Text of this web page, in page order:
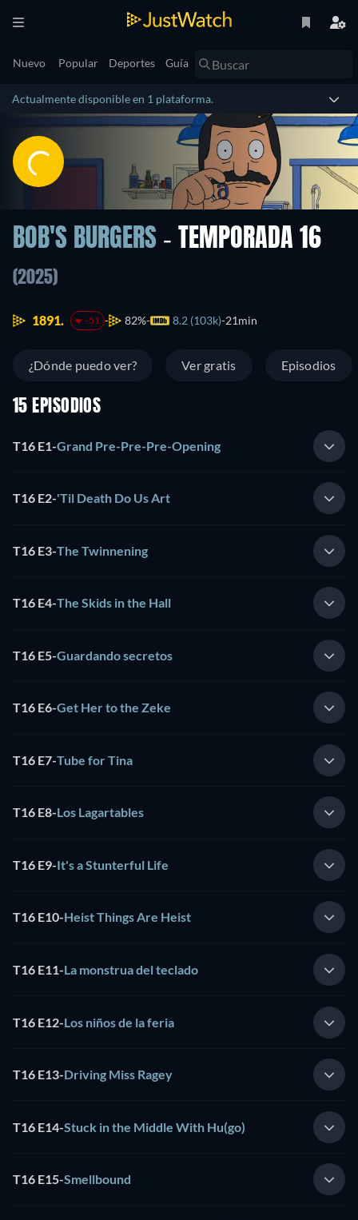
Nuevo Popular Deportes Guía
Actualmente disponible en 1 plataforma.
BOB'S BURGERS - TEMPORADA 16
(2025)
1891. -51 82% 8.2 (103k) 21min
¿Dónde puedo ver? Ver gratis Episodios
15 EPISODIOS
T16 E1-Grand Pre-Pre-Pre-Opening
T16 E2-'Til Death Do Us Art
T16 E3-The Twinnening
T16 E4-The Skids in the Hall
T16 E5-Guardando secretos
T16 E6-Get Her to the Zeke
T16 E7-Tube for Tina
T16 E8-Los Lagartables
T16 E9-It's a Stunterful Life
T16 E10-Heist Things Are Heist
T16 E11-La monstrua del teclado
T16 E12-Los niños de la feria
T16 E13-Driving Miss Ragey
T16 E14-Stuck in the Middle With Hu(go)
T16 E15-Smellbound